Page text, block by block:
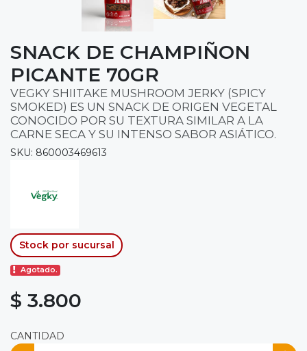
SNACK DE CHAMPIÑON
PICANTE 70GR
VEGKY SHIITAKE MUSHROOM JERKY (SPICY
SMOKED) ES UN SNACK DE ORIGEN VEGETAL
CONOCIDO POR SU TEXTURA SIMILAR A LA
CARNE SECA Y SU INTENSO SABOR ASIÁTICO.
SKU: 860003469613
Stock por sucursal
Agotado.
$ 3.800
CANTIDAD